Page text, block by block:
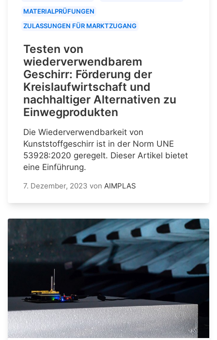
MATERIALPRÜFUNGEN
ZULASSUNGEN FÜR MARKTZUGANG
Testen von
wiederverwendbarem
Geschirr: Förderung der
Kreislaufwirtschaft und
nachhaltiger Alternativen zu
Einwegprodukten
Die Wiederverwendbarkeit von
Kunststoffgeschirr ist in der Norm UNE
53928:2020 geregelt. Dieser Artikel bietet
eine Einführung.
7. Dezember, 2023 von AIMPLAS